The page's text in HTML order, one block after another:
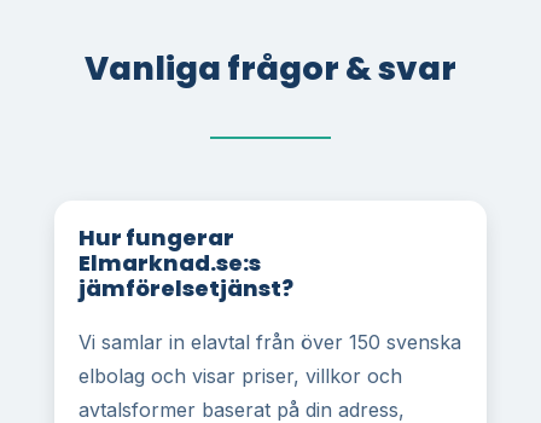
Vanliga frågor & svar
Hur fungerar
Elmarknad.se:s
jämförelsetjänst?
Vi samlar in elavtal från över 150 svenska
elbolag och visar priser, villkor och
avtalsformer baserat på din adress,